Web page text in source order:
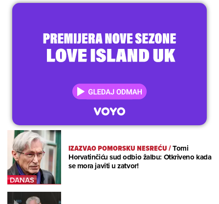
IZAZVAO POMORSKU NESREĆU/Tomi
Horvatinčiću sud odbio žalbu: Otkriveno kada
se mora javiti u zatvor!